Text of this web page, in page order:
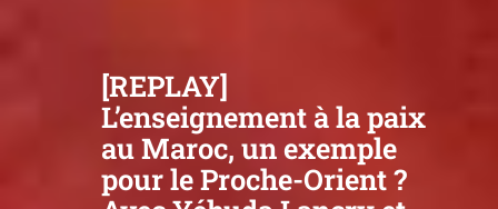
[REPLAY]
L’enseignement à la paix
au Maroc, un exemple
pour le Proche-Orient ?